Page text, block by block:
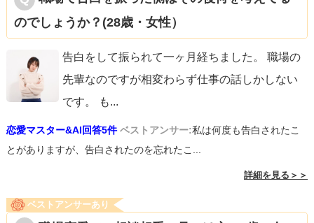
のでしょうか？(28歳・女性）
告白をして振られて一ヶ月経ちました。 職場の
先輩なのですが相変わらず仕事の話しかしない
です。 も...
恋愛マスター&AI回答5件 ベストアンサー:私は何度も告白されたこ
とがありますが、告白されたのを忘れたこ...
詳細を見る＞＞
ベストアンサーあり